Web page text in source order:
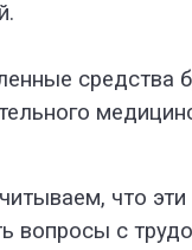
средства
что
вопросы с